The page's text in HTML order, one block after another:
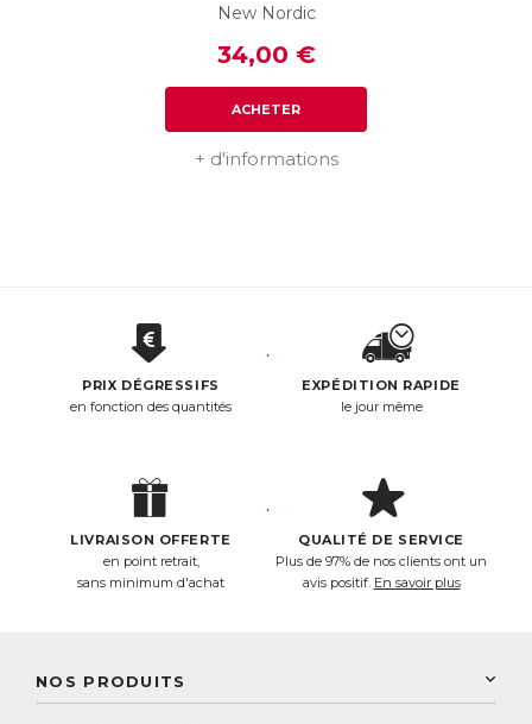
New Nordic
34,00 €
ACHETER
+ d'informations
PRIX DÉGRESSIFS
en fonction des quantités
EXPÉDITION RAPIDE
le jour même
LIVRAISON OFFERTE
en point retrait,
sans minimum d'achat
QUALITÉ DE SERVICE
Plus de 97% de nos clients ont un
avis positif. En savoir plus
NOS PRODUITS